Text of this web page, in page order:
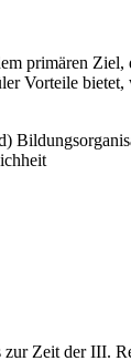
primären
Vorteile
Zeit der